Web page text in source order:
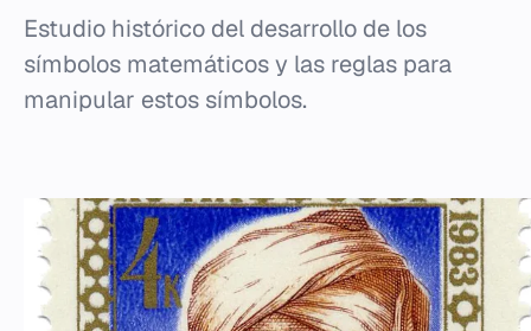
Estudio histórico del desarrollo de los
símbolos matemáticos y las reglas para
manipular estos símbolos.